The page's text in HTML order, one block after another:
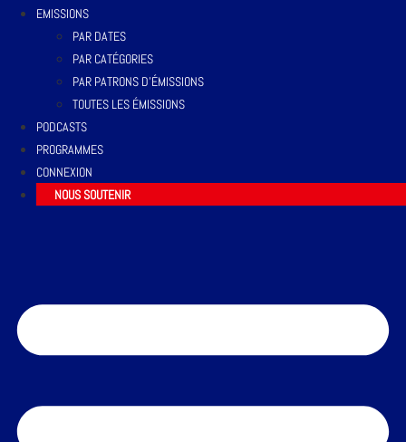
EMISSIONS
PAR DATES
PAR CATÉGORIES
PAR PATRONS D’ÉMISSIONS
TOUTES LES ÉMISSIONS
PODCASTS
PROGRAMMES
CONNEXION
NOUS SOUTENIR